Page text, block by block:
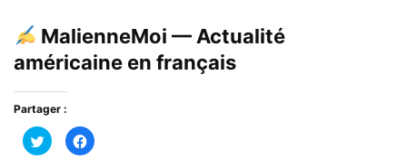
MalienneMoi — Actualité
américaine en français
Partager :
Cliquez
pour
partager
Cliquez
pour